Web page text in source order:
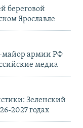
береговой
Ярославле
майор армии РФ
медиа
Зеленский
2027 годах